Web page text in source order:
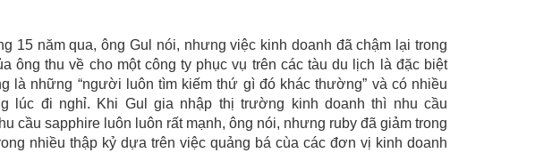
15 năm qua, ông Gul nói, nhưng việc kinh doanh đã chậm lại trong
ông thu về cho một công ty phục vụ trên các tàu du lịch là đặc biệt
là những “người luôn tìm kiếm thứ gì đó khác thường” và có nhiều
lúc đi nghỉ. Khi Gul gia nhập thị trường kinh doanh thì nhu cầu
cầu sapphire luôn luôn rất mạnh, ông nói, nhưng ruby đã giảm trong
nhiều thập kỷ dựa trên việc quảng bá cùa các đơn vị kinh doanh